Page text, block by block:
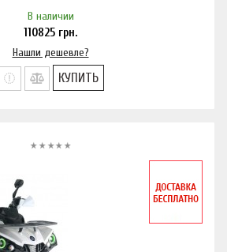
В наличии
110825 грн.
Нашли дешевле?
КУПИТЬ